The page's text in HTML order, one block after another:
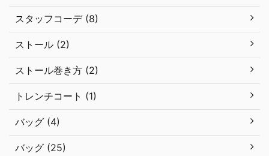
スタッフコーデ (8)
ストール (2)
ストール巻き方 (2)
トレンチコート (1)
バッグ (4)
バッグ (25)